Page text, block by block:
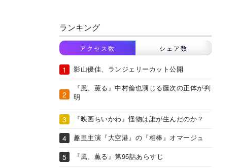
ランキング
アクセス数 シェア数
影山優佳、ランジェリーカット公開
『風、薫る』中村倫也演じる藤次の正体が判
明
『映画ちいかわ』怪物は誰が生んだのか？
趣里主演『大空港』の『相棒』オマージュ
『風、薫る』第95話あらすじ